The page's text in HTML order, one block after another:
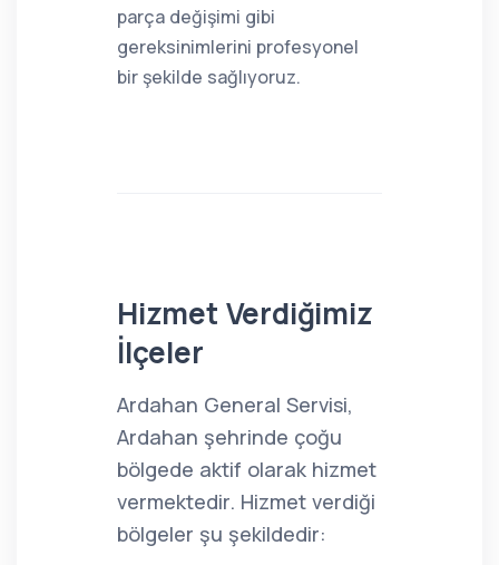
parça değişimi gibi
gereksinimlerini profesyonel
bir şekilde sağlıyoruz.
Hizmet Verdiğimiz
İlçeler
Ardahan General Servisi,
Ardahan şehrinde çoğu
bölgede aktif olarak hizmet
vermektedir. Hizmet verdiği
bölgeler şu şekildedir: